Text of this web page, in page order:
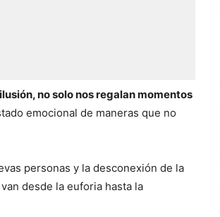
no solo nos regalan momentos
emocional de maneras que no
personas y la desconexión de la
desde la euforia hasta la